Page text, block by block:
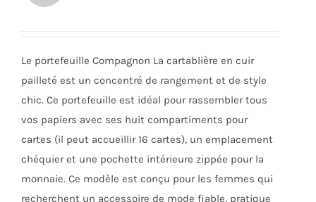
page
du
produit
145,00€.80,00€.
Le portefeuille Compagnon La cartablière en cuir
pailleté est un concentré de rangement et de style
chic. Ce portefeuille est idéal pour rassembler tous
vos papiers avec ses huit compartiments pour
cartes (il peut accueillir 16 cartes), un emplacement
chéquier et une pochette intérieure zippée pour la
monnaie. Ce modèle est conçu pour les femmes qui
recherchent un accessoire de mode fiable, pratique